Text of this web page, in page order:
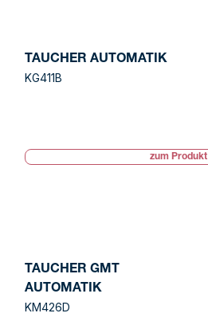
TAUCHER AUTOMATIK
KG411B
zum Produkt
TAUCHER GMT
AUTOMATIK
KM426D